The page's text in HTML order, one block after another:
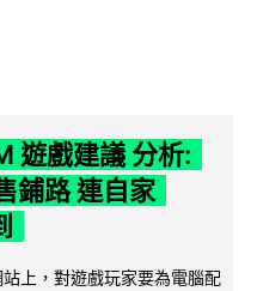
遊戲建議 分析:
鋪路 連自家
上，對遊戲玩家要為電腦配